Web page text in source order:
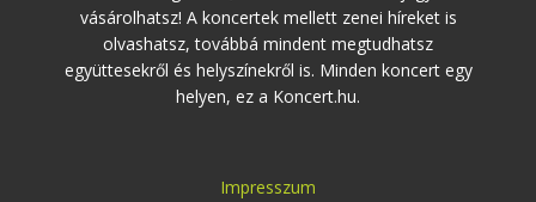
vásárolhatsz! A koncertek mellett zenei híreket is
olvashatsz, továbbá mindent megtudhatsz
együttesekről és helyszínekről is. Minden koncert egy
helyen, ez a Koncert.hu.
Impresszum